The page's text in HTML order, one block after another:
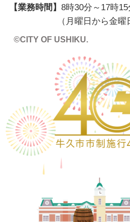
【業務時間】 8時30分～17時15
（月曜日から金
©CITY OF USHIKU.
ワ